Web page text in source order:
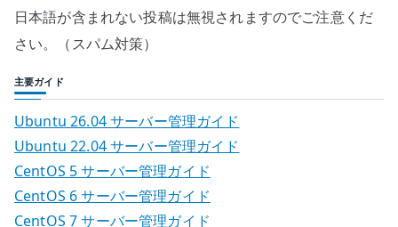
日本語が含まれない投稿は無視されますのでご注意くだ
さい。（スパム対策）
主要ガイド
Ubuntu 26.04 サーバー管理ガイド
Ubuntu 22.04 サーバー管理ガイド
CentOS 5 サーバー管理ガイド
CentOS 6 サーバー管理ガイド
CentOS 7 サーバー管理ガイド